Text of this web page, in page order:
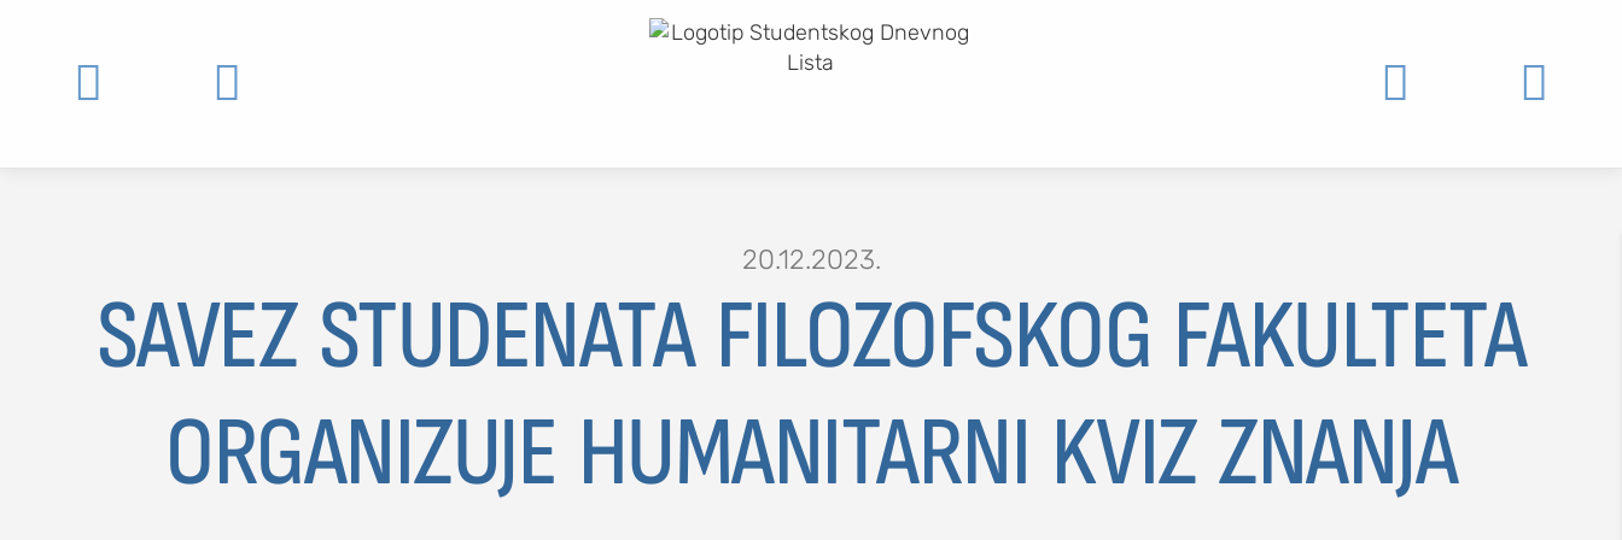
   
MOJ SDL
prijava
20.12.2023.
SAVEZ STUDENATA FILOZOFSKOG FAKULTETA
ORGANIZUJE HUMANITARNI KVIZ ZNANJA